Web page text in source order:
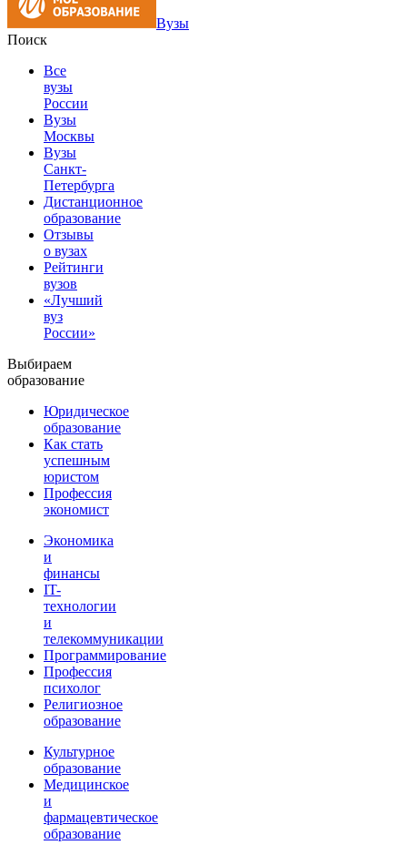
Вузы
Поиск
Все
вузы
России
Вузы
Москвы
Вузы
Санкт-
Петербурга
Дистанционное
образование
Отзывы
о вузах
Рейтинги
вузов
«Лучший
вуз
России»
Выбираем
образование
Юридическое
образование
Как стать
успешным
юристом
Профессия
экономист
Экономика
и
финансы
IT-
технологии
и
телекоммуникации
Программирование
Профессия
психолог
Религиозное
образование
Культурное
образование
Медицинское
и
фармацевтическое
образование